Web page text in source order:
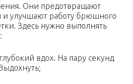
Они предотвращают
и улучшают работу брюшного
Здесь нужно выполнять
вдох. На пару секунд